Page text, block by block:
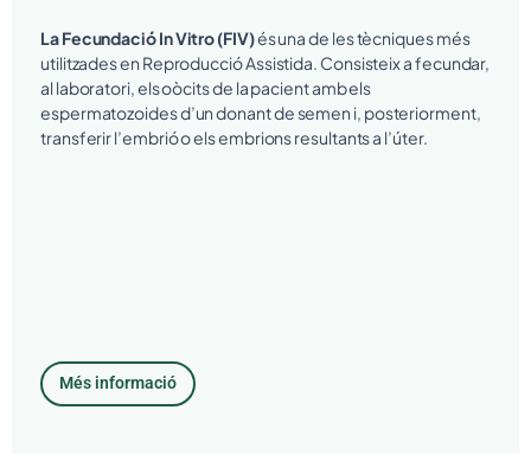
La Fecundació In Vitro (FIV)és una de les tècniques més
utilitzades en Reproducció Assistida. Consisteix a fecundar,
al laboratori, els oòcits de la pacient amb els
espermatozoides d’un donant de semen i, posteriorment,
transferir l’embrió o els embrions resultants a l’úter.
Més informació